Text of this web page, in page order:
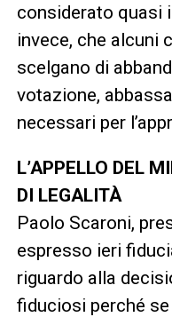
considerato quasi
invece, che alcuni
scelgano di
votazione,
necessari per
L’APPELLO DEL
DI LEGALITÀ
Paolo Scaroni,
espresso ieri
riguardo alla
fiduciosi perché